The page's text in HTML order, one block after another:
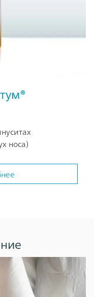
носа)